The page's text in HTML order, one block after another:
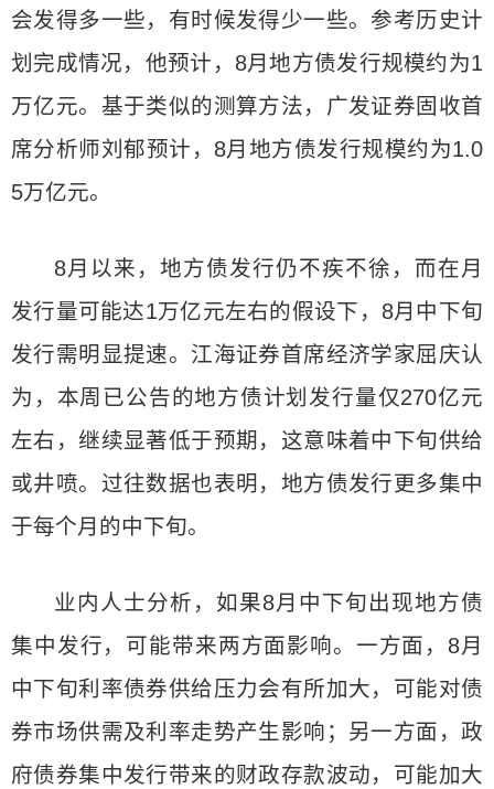
会发得多一些，有时候发得少一些。参考历史计
划完成情况，他预计，8月地方债发行规模约为1
万亿元。基于类似的测算方法，广发证券固收首
席分析师刘郁预计，8月地方债发行规模约为1.0
5万亿元。
8月以来，地方债发行仍不疾不徐，而在月
发行量可能达1万亿元左右的假设下，8月中下旬
发行需明显提速。江海证券首席经济学家屈庆认
为，本周已公告的地方债计划发行量仅270亿元
左右，继续显著低于预期，这意味着中下旬供给
或井喷。过往数据也表明，地方债发行更多集中
于每个月的中下旬。
业内人士分析，如果8月中下旬出现地方债
集中发行，可能带来两方面影响。一方面，8月
中下旬利率债券供给压力会有所加大，可能对债
券市场供需及利率走势产生影响；另一方面，政
府债券集中发行带来的财政存款波动，可能加大